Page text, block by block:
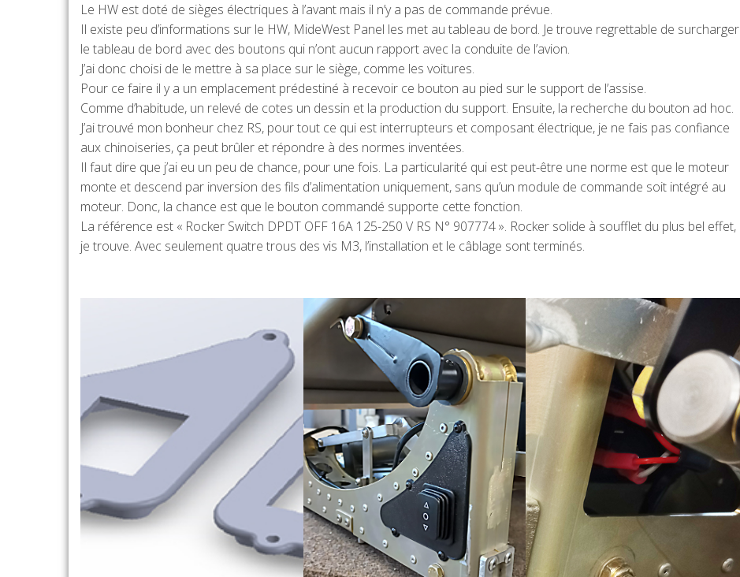
Le HW est doté de sièges électriques à l’avant mais il n’y a pas de commande prévue.
Il existe peu d’informations sur le HW, MideWest Panel les met au tableau de bord. Je trouve regrettable de surcharger
le tableau de bord avec des boutons qui n’ont aucun rapport avec la conduite de l’avion.
J’ai donc choisi de le mettre à sa place sur le siège, comme les voitures.
Pour ce faire il y a un emplacement prédestiné à recevoir ce bouton au pied sur le support de l’assise.
Comme d’habitude, un relevé de cotes un dessin et la production du support. Ensuite, la recherche du bouton ad hoc.
J’ai trouvé mon bonheur chez RS, pour tout ce qui est interrupteurs et composant électrique, je ne fais pas confiance
aux chinoiseries, ça peut brûler et répondre à des normes inventées.
Il faut dire que j’ai eu un peu de chance, pour une fois. La particularité qui est peut-être une norme est que le moteur
monte et descend par inversion des fils d’alimentation uniquement, sans qu’un module de commande soit intégré au
moteur. Donc, la chance est que le bouton commandé supporte cette fonction.
La référence est « Rocker Switch DPDT OFF 16A 125-250 V RS N° 907774 ». Rocker solide à soufflet du plus bel effet,
je trouve. Avec seulement quatre trous des vis M3, l’installation et le câblage sont terminés.